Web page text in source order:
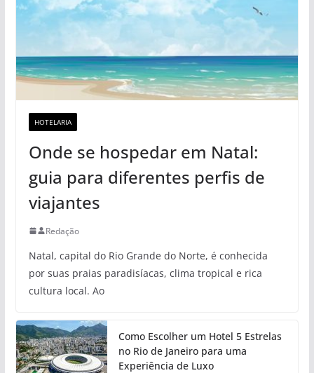
HOTELARIA
Onde se hospedar em Natal:
guia para diferentes perfis de
viajantes
Redação
Natal, capital do Rio Grande do Norte, é conhecida
por suas praias paradisíacas, clima tropical e rica
cultura local. Ao
Como Escolher um Hotel 5 Estrelas
no Rio de Janeiro para uma
Experiência de Luxo